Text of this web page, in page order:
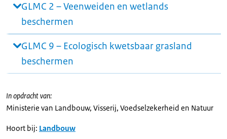
GLMC 2 – Veenweiden en wetlands
beschermen
GLMC 9 – Ecologisch kwetsbaar grasland
beschermen
In opdracht van:
Ministerie van Landbouw, Visserij, Voedselzekerheid en Natuur
Hoort bij: Landbouw